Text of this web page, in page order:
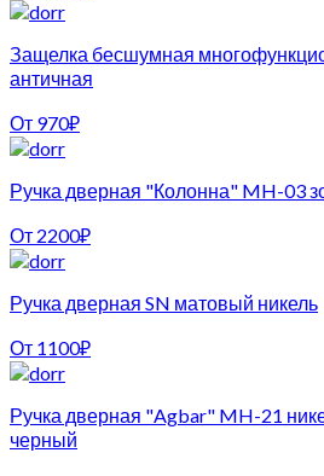
Защелка бесшумная
античная
От 970₽
Ручка дверная "Колонна" MH-03
От 2200₽
Ручка дверная SN матовый никель
От 1100₽
Ручка дверная "Agbar" MH-21
черный